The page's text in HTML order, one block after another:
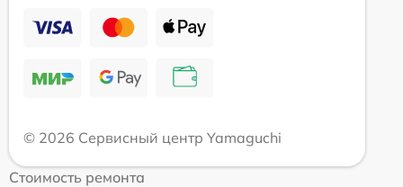
© 2026 Сервисный центр Yamaguchi
Стоимость ремонта